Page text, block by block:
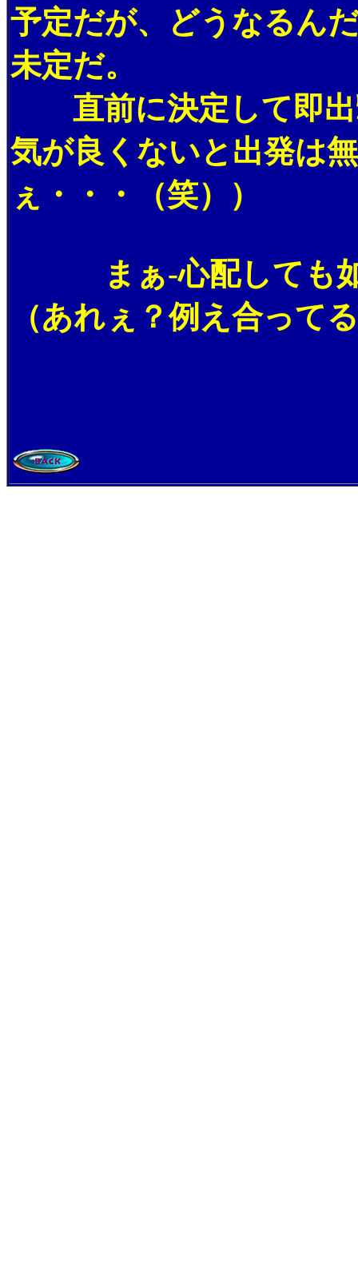
予定だが、どうなるん
未定だ。
直前に決定して即出
気が良くないと出発は
ぇ・・・（笑））
まぁ-心配しても如
（あれぇ？例え合って